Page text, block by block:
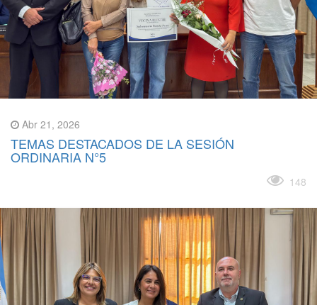
Abr 21, 2026
TEMAS DESTACADOS DE LA SESIÓN
ORDINARIA N°5
148